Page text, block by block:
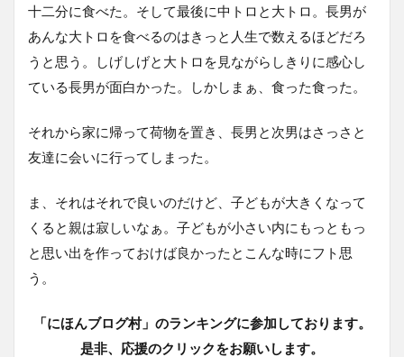
十二分に食べた。そして最後に中トロと大トロ。長男が
あんな大トロを食べるのはきっと人生で数えるほどだろ
うと思う。しげしげと大トロを見ながらしきりに感心し
ている長男が面白かった。しかしまぁ、食った食った。
それから家に帰って荷物を置き、長男と次男はさっさと
友達に会いに行ってしまった。
ま、それはそれで良いのだけど、子どもが大きくなって
くると親は寂しいなぁ。子どもが小さい内にもっともっ
と思い出を作っておけば良かったとこんな時にフト思
う。
「にほんブログ村」のランキングに参加しております。
是非、応援のクリックをお願いします。